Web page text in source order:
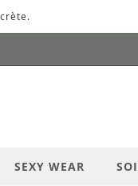
SEXY WEAR